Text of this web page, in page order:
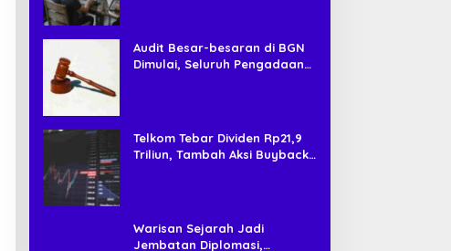
Audit Besar-besaran di BGN
Dimulai, Seluruh Pengadaan
Telkom Tebar Dividen Rp21,9
Triliun, Tambah Aksi Buyback
Warisan Sejarah Jadi
Jembatan Diplomasi,